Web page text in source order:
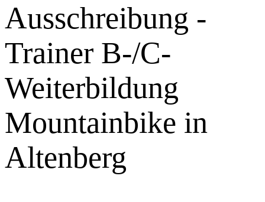
Ausschreibung -
Trainer B-/C-
Weiterbildung
Mountainbike in
Altenberg